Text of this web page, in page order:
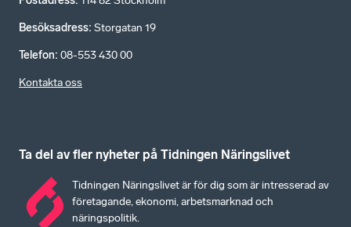
Besöksadress: Storgatan 19
Telefon: 08-553 430 00
Kontakta oss
Ta del av fler nyheter på Tidningen Näringslivet
Tidningen Näringslivet är för dig som är intresserad av
företagande, ekonomi, arbetsmarknad och
näringspolitik.